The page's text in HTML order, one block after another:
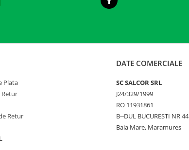
Plata
Retur
Retur
DATE COMERCIALE
SC SALCOR SRL
J24/329/1999
RO 11931861
B--DUL BUCURESTI NR 44
Baia Mare, Maramures